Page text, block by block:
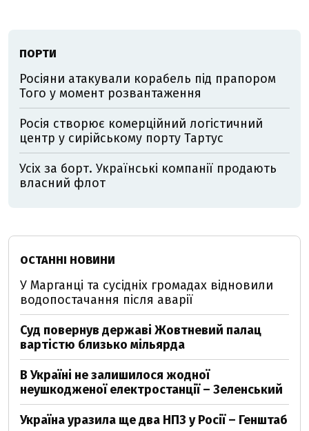
ПОРТИ
Росіяни атакували корабель під прапором
Того у момент розвантаження
Росія створює комерційний логістичний
центр у сирійському порту Тартус
Усіх за борт. Українські компанії продають
власний флот
ОСТАННІ НОВИНИ
У Марганці та сусідніх громадах відновили
водопостачання після аварії
Суд повернув державі Жовтневий палац
вартістю близько мільярда
В Україні не залишилося жодної
неушкодженої електростанції – Зеленський
Україна уразила ще два НПЗ у Росії – Генштаб